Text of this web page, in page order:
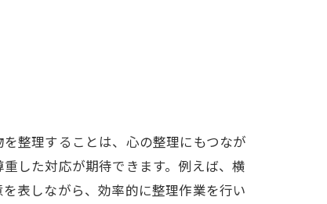
整理することは、心の整理にもつなが
した対応が期待できます。例えば、横
表しながら、効率的に整理作業を行い